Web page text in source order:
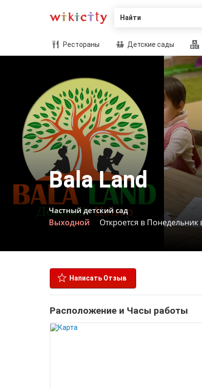
Найти
Рестораны Детские сады
Bala Land
Частный детский сад
Выходной Откроется в Понедельник
Написать Отзыв
Расположение и Часы работы